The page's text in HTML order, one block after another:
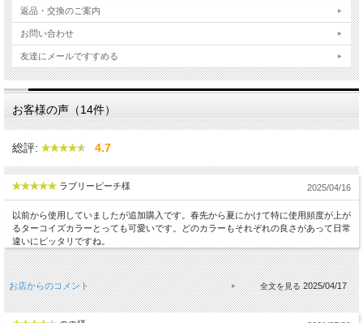
返品・交換のご案内
お問い合わせ
友達にメールですすめる
お客様の声（14件）
総評: 4.7
ラブリーピーチ様 2025/04/16
以前から使用していましたが追加購入です。春先から夏にかけて特に使用頻度が上が
るターコイズカラーとっても可愛いです。どのカラーもそれぞれの良さがあって日常
違いにピッタリですね。
お店からのコメント 2025/04/17